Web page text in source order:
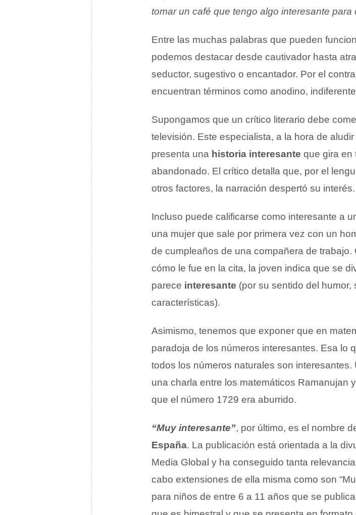
tomar un café que tengo algo interesante para
Entre las muchas palabras que pueden
podemos destacar desde cautivador hasta
seductor, sugestivo o encantador. Por el
encuentran términos como anodino,
Supongamos que un crítico literario debe
televisión. Este especialista, a la hora de aludir
presenta una historia interesante que gira en
abandonado. El crítico detalla que, por el
otros factores, la narración despertó su interés.
Incluso puede calificarse como interesante a
una mujer que sale por primera vez con un
de cumpleaños de una compañera de
cómo le fue en la cita, la joven indica que se
parece interesante (por su sentido del humor,
características).
Asimismo, tenemos que exponer que en
paradoja de los números interesantes. Esa lo
todos los números naturales son
una charla entre los matemáticos Ramanujan
que el número 1729 era aburrido.
“Muy interesante”, por último, es el nombre
España. La publicación está orientada a la
Media Global y ha conseguido tanta
cabo extensiones de ella misma como son
para niños de entre 6 a 11 años que se